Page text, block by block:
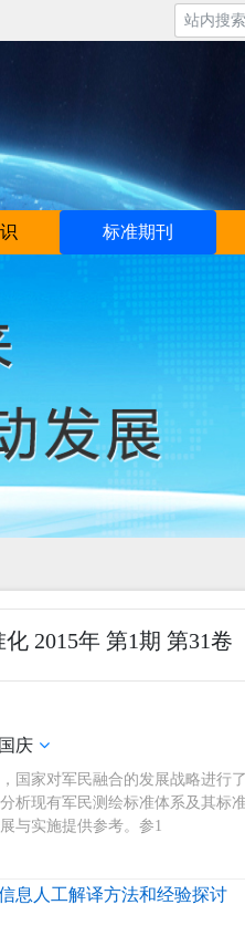
标准期刊
2015年 第1期 第31卷
庆
国家对军民融合的发展战略进行
析现有军民测绘标准体系及其标
与实施提供参考。参1
息人工解译方法和经验探讨